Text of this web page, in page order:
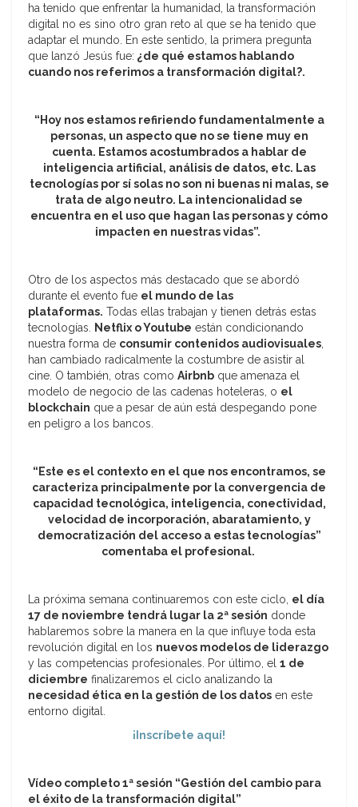
ha tenido que enfrentar la humanidad, la transformación
digital no es sino otro gran reto al que se ha tenido que
adaptar el mundo. En este sentido, la primera pregunta
que lanzó Jesús fue: ¿de qué estamos hablando
cuando nos referimos a transformación digital?.
“Hoy nos estamos refiriendo fundamentalmente a
personas, un aspecto que no se tiene muy en
cuenta. Estamos acostumbrados a hablar de
inteligencia artificial, análisis de datos, etc. Las
tecnologías por sí solas no son ni buenas ni malas, se
trata de algo neutro. La intencionalidad se
encuentra en el uso que hagan las personas y cómo
impacten en nuestras vidas”.
Otro de los aspectos más destacado que se abordó
durante el evento fue el mundo de las
plataformas. Todas ellas trabajan y tienen detrás estas
tecnologías. Netflix o Youtube están condicionando
nuestra forma de consumir contenidos audiovisuales,
han cambiado radicalmente la costumbre de asistir al
cine. O también, otras como Airbnb que amenaza el
modelo de negocio de las cadenas hoteleras, o el
blockchain que a pesar de aún está despegando pone
en peligro a los bancos.
“Este es el contexto en el que nos encontramos, se
caracteriza principalmente por la convergencia de
capacidad tecnológica, inteligencia, conectividad,
velocidad de incorporación, abaratamiento, y
democratización del acceso a estas tecnologías”
comentaba el profesional.
La próxima semana continuaremos con este ciclo, el día
17 de noviembre tendrá lugar la 2ª sesión donde
hablaremos sobre la manera en la que influye toda esta
revolución digital en los nuevos modelos de liderazgo
y las competencias profesionales. Por último, el 1 de
diciembre finalizaremos el ciclo analizando la
necesidad ética en la gestión de los datos en este
entorno digital.
¡Inscríbete aquí!
Vídeo completo 1ª sesión “Gestión del cambio para
el éxito de la transformación digital”